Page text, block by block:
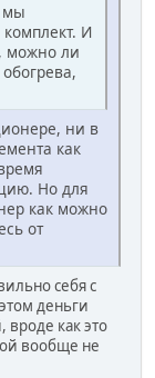
мы
И
можно ли
ни в
как
Но для
как можно
от
себя с
деньги
вроде как это
вообще не